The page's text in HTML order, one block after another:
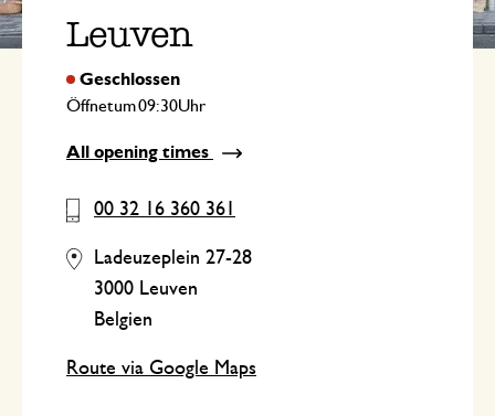
Leuven
Öffnetum Uhr
All opening times
00 32 16 360 361
Ladeuzeplein 27-28
3000 Leuven
Belgien
Route via Google Maps